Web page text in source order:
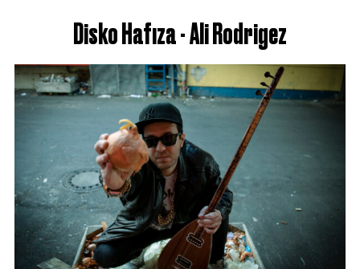
Disko Hafıza - Ali Rodrigez